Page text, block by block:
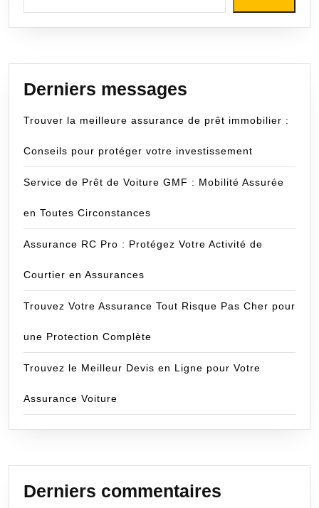
Derniers messages
Trouver la meilleure assurance de prêt immobilier :
Conseils pour protéger votre investissement
Service de Prêt de Voiture GMF : Mobilité Assurée
en Toutes Circonstances
Assurance RC Pro : Protégez Votre Activité de
Courtier en Assurances
Trouvez Votre Assurance Tout Risque Pas Cher pour
une Protection Complète
Trouvez le Meilleur Devis en Ligne pour Votre
Assurance Voiture
Derniers commentaires